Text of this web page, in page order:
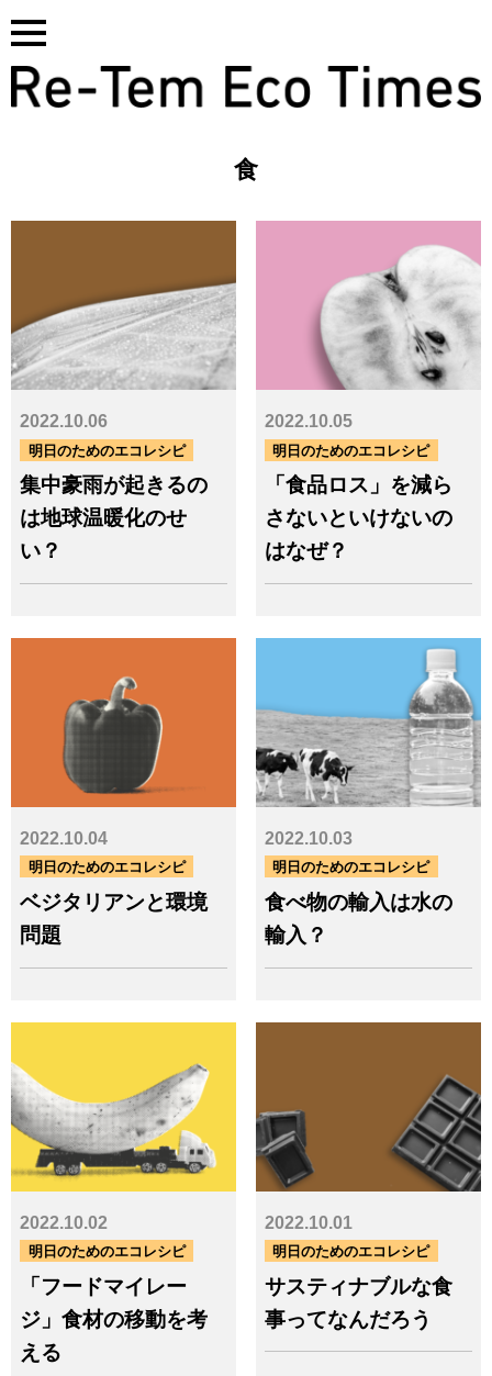
Skip
to
content
食
基本サービス一覧はこちら
タグ
CO₂GHGPCBSDGsアスベスト
エネルギーサステナブル
サーキュラーエコノミー
トラック
フロン回収プラスチック
再生可能エネルギー
太陽光太陽光パネル
少子高齢化
平等 広域認定
建設リサイクル
持続可能な社会
森林
気候変動水 法令法改正
温室効果ガス温暖化火災
生活の質生物多様性
監査経済脱炭素自治体自然災害
認定事業者貧困・格差資源
都市鉱山鉱山問題
電子マニフェスト
電子契約
サービス事例
イベント（環境教育／環境イベ
ント／講演）
見学・視察 社会貢献
売上・物量・環境評価表彰
広報から
セミナー情報コラム一覧
メッセージ
お
問 お問い合わせはこちら
2022.10.06
明日のためのエコレシピ
集中豪雨が起きるの
は地球温暖化のせ
い？
2022.10.05
明日のためのエコレシピ
「食品ロス」を減ら
さないといけないの
はなぜ？
2022.10.04
明日のためのエコレシピ
ベジタリアンと環境
問題
2022.10.03
明日のためのエコレシピ
食べ物の輸入は水の
輸入？
2022.10.02
明日のためのエコレシピ
「フードマイレー
ジ」食材の移動を考
える
2022.10.01
明日のためのエコレシピ
サスティナブルな食
事ってなんだろう